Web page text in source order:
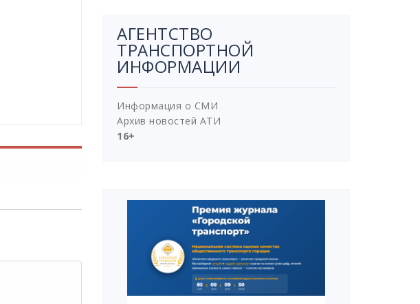
АГЕНТСТВО
ТРАНСПОРТНОЙ
ИНФОРМАЦИИ
Информация о СМИ
Архив новостей АТИ
16+